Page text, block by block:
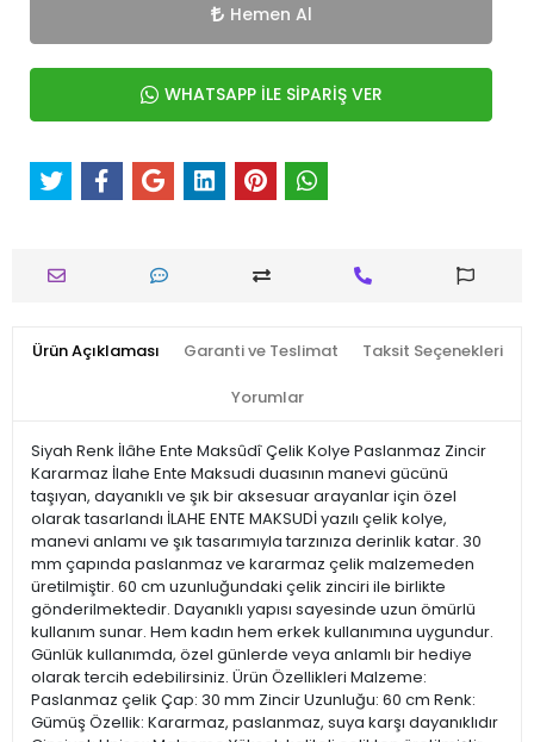
Hemen Al
WHATSAPP İLE SİPARİŞ VER
Ürün Açıklaması Garanti ve Teslimat Taksit Seçenekleri
Yorumlar
Siyah Renk İlâhe Ente Maksûdî Çelik Kolye Paslanmaz Zincir
Kararmaz İlahe Ente Maksudi duasının manevi gücünü
taşıyan, dayanıklı ve şık bir aksesuar arayanlar için özel
olarak tasarlandı İLAHE ENTE MAKSUDİ yazılı çelik kolye,
manevi anlamı ve şık tasarımıyla tarzınıza derinlik katar. 30
mm çapında paslanmaz ve kararmaz çelik malzemeden
üretilmiştir. 60 cm uzunluğundaki çelik zinciri ile birlikte
gönderilmektedir. Dayanıklı yapısı sayesinde uzun ömürlü
kullanım sunar. Hem kadın hem erkek kullanımına uygundur.
Günlük kullanımda, özel günlerde veya anlamlı bir hediye
olarak tercih edebilirsiniz. Ürün Özellikleri Malzeme:
Paslanmaz çelik Çap: 30 mm Zincir Uzunluğu: 60 cm Renk:
Gümüş Özellik: Kararmaz, paslanmaz, suya karşı dayanıklıdır